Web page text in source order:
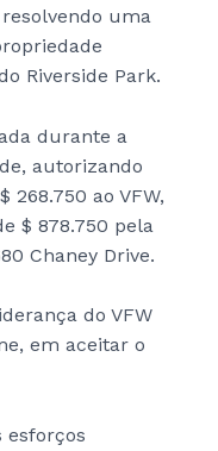
uma
Riverside Park.
durante a
autorizando
ao VFW,
$ 878.750 pela
Chaney Drive.
do VFW
em aceitar o
esforços